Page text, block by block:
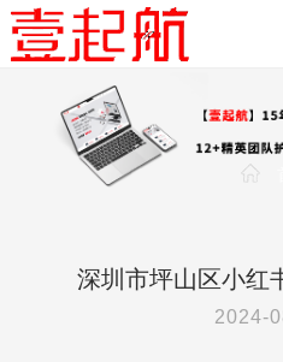
深圳市坪山区小红
2024-